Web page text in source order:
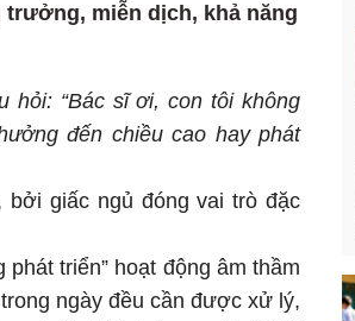
miễn dịch, khả năng
hỏi: “Bác sĩ ơi, con tôi không
đến chiều cao hay phát
giấc ngủ đóng vai trò đặc
triển” hoạt động âm thầm
ngày đều cần được xử lý,